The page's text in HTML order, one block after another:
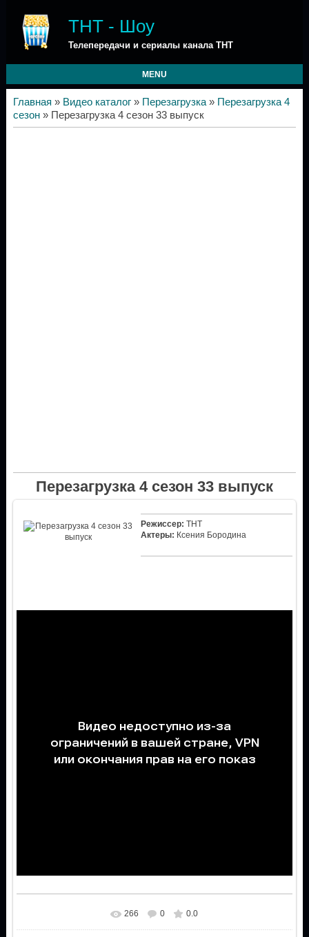
ТНТ - Шоу
Телепередачи и сериалы канала ТНТ
MENU
Главная » Видео каталог» Перезагрузка» Перезагрузка 4
сезон» Перезагрузка 4 сезон 33 выпуск
Перезагрузка 4 сезон 33 выпуск
Режиссер: ТНТ
Актеры: Ксения Бородина
266 0 0.0